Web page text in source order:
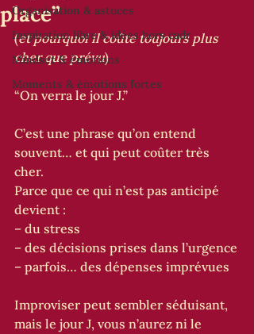
Organisation & astuces
Inspiration libre & idées hors cadr
Mindset & émotions
Moments & émotions fortes
place”
(et pourquoi il coûte toujours plus
cher que prévu)
“On verra le jour J.”
C’est une phrase qu’on entend
souvent… et qui peut coûter très
cher.
Parce que ce qui n’est pas anticipé
devient :
– du stress
– des décisions prises dans l’urgence
– parfois… des dépenses imprévues
Improviser peut sembler séduisant,
mais le jour J, vous n’aurez ni le